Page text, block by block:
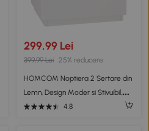
299,99 Lei
399,99 Lei 25% reducere
HOMCOM Noptiera 2 Sertare din
Lemn, Design Moder si Stivuibil,
50x40x47,5cm
4.8